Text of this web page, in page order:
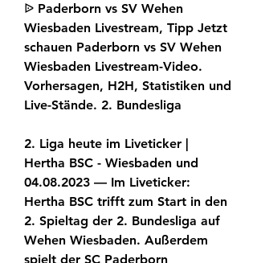
ᐉ Paderborn vs SV Wehen
Wiesbaden Livestream, Tipp Jetzt
schauen Paderborn vs SV Wehen
Wiesbaden Livestream-Video.
Vorhersagen, H2H, Statistiken und
Live-Stände. 2. Bundesliga
2. Liga heute im Liveticker |
Hertha BSC - Wiesbaden und
04.08.2023 — Im Liveticker:
Hertha BSC trifft zum Start in den
2. Spieltag der 2. Bundesliga auf
Wehen Wiesbaden. Außerdem
spielt der SC Paderborn